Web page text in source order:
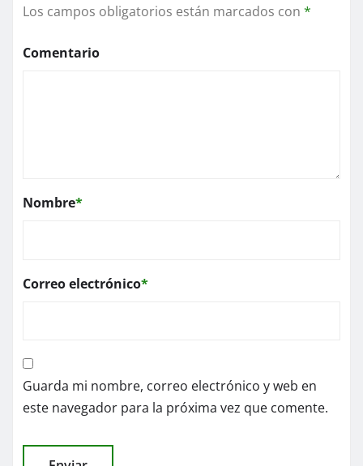
Los campos obligatorios están marcados con *
Comentario
Nombre*
Correo electrónico*
Guarda mi nombre, correo electrónico y web en
este navegador para la próxima vez que comente.